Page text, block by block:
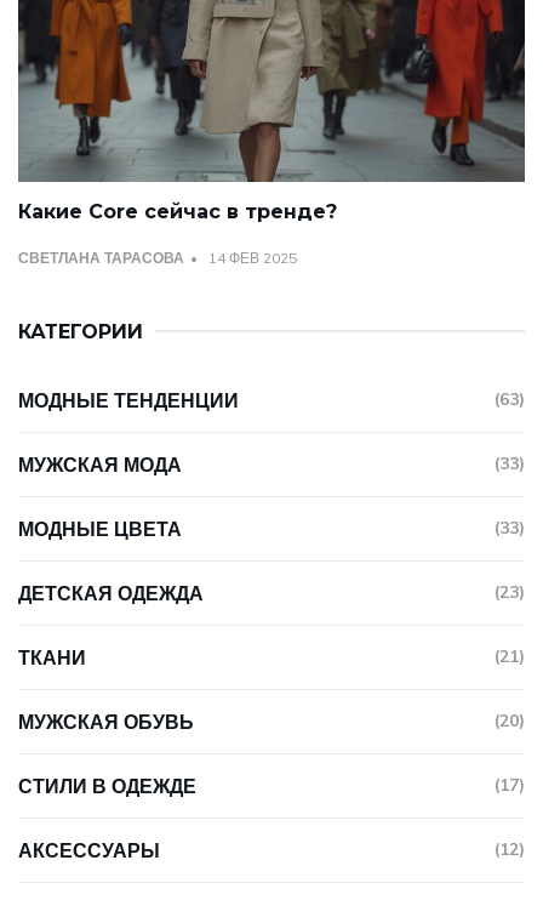
Какие Core сейчас в тренде?
СВЕТЛАНА ТАРАСОВА 14 ФЕВ 2025
КАТЕГОРИИ
МОДНЫЕ ТЕНДЕНЦИИ (63)
МУЖСКАЯ МОДА (33)
МОДНЫЕ ЦВЕТА (33)
ДЕТСКАЯ ОДЕЖДА (23)
ТКАНИ (21)
МУЖСКАЯ ОБУВЬ (20)
СТИЛИ В ОДЕЖДЕ (17)
АКСЕССУАРЫ (12)